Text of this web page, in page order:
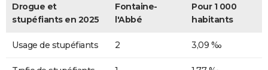
Drogue et
stupéfiants en 2025
Fontaine-
l'Abbé
Pour 1 000
habitants
Usage de stupéfiants 2 3,09 ‰